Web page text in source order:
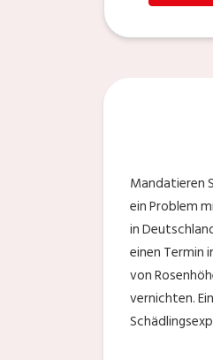
Mandatieren
ein Problem
in
einen Termin
von
vernichten.